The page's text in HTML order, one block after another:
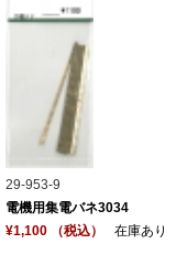
29-953-9
電機用集電バネ3034
¥1,100 （税込）
在庫あり